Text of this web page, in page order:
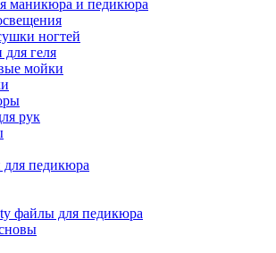
маникюра и педикюра
ногтей
для геля
мойки
рук
для педикюра
файлы для педикюра